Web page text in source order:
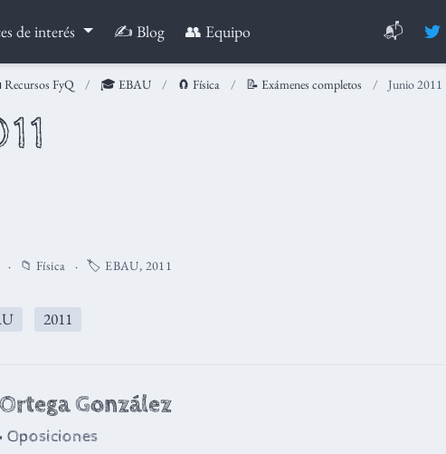
de interés ✍️ Blog 👥 Equipo 📬
Recursos FyQ 🎓 EBAU 🧲 Física 📝 Exámenes completos Junio 2011
📁 Física 🏷️ EBAU, 2011
2011
González
Oposiciones